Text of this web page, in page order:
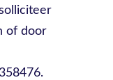
of door